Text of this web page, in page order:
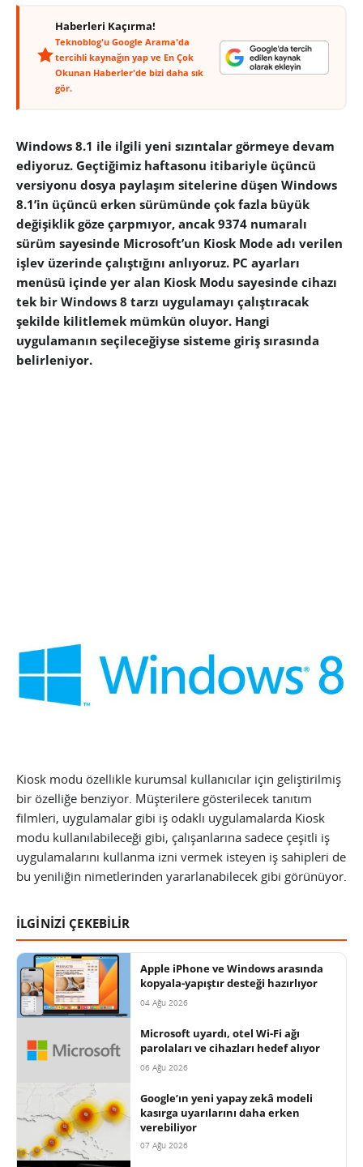
Haberleri Kaçırma!
Teknoblog'u Google Arama'da
tercihli kaynağın yap ve En Çok
Okunan Haberler'de bizi daha sık
gör.
Windows 8.1 ile ilgili yeni sızıntalar görmeye devam
ediyoruz. Geçtiğimiz haftasonu itibariyle üçüncü
versiyonu dosya paylaşım sitelerine düşen Windows
8.1’in üçüncü erken sürümünde çok fazla büyük
değişiklik göze çarpmıyor, ancak 9374 numaralı
sürüm sayesinde Microsoft’un Kiosk Mode adı verilen
işlev üzerinde çalıştığını anlıyoruz. PC ayarları
menüsü içinde yer alan Kiosk Modu sayesinde cihazı
tek bir Windows 8 tarzı uygulamayı çalıştıracak
şekilde kilitlemek mümkün oluyor. Hangi
uygulamanın seçileceğiyse sisteme giriş sırasında
belirleniyor.
Kiosk modu özellikle kurumsal kullanıcılar için geliştirilmiş
bir özelliğe benziyor. Müşterilere gösterilecek tanıtım
filmleri, uygulamalar gibi iş odaklı uygulamalarda Kiosk
modu kullanılabileceği gibi, çalışanlarına sadece çeşitli iş
uygulamalarını kullanma izni vermek isteyen iş sahipleri de
bu yeniliğin nimetlerinden yararlanabilecek gibi görünüyor.
İLGİNİZİ ÇEKEBİLİR
Apple iPhone ve Windows arasında
kopyala-yapıştır desteği hazırlıyor
04 Ağu 2026
Microsoft uyardı, otel Wi-Fi ağı
parolaları ve cihazları hedef alıyor
06 Ağu 2026
Google’ın yeni yapay zekâ modeli
kasırga uyarılarını daha erken
verebiliyor
07 Ağu 2026